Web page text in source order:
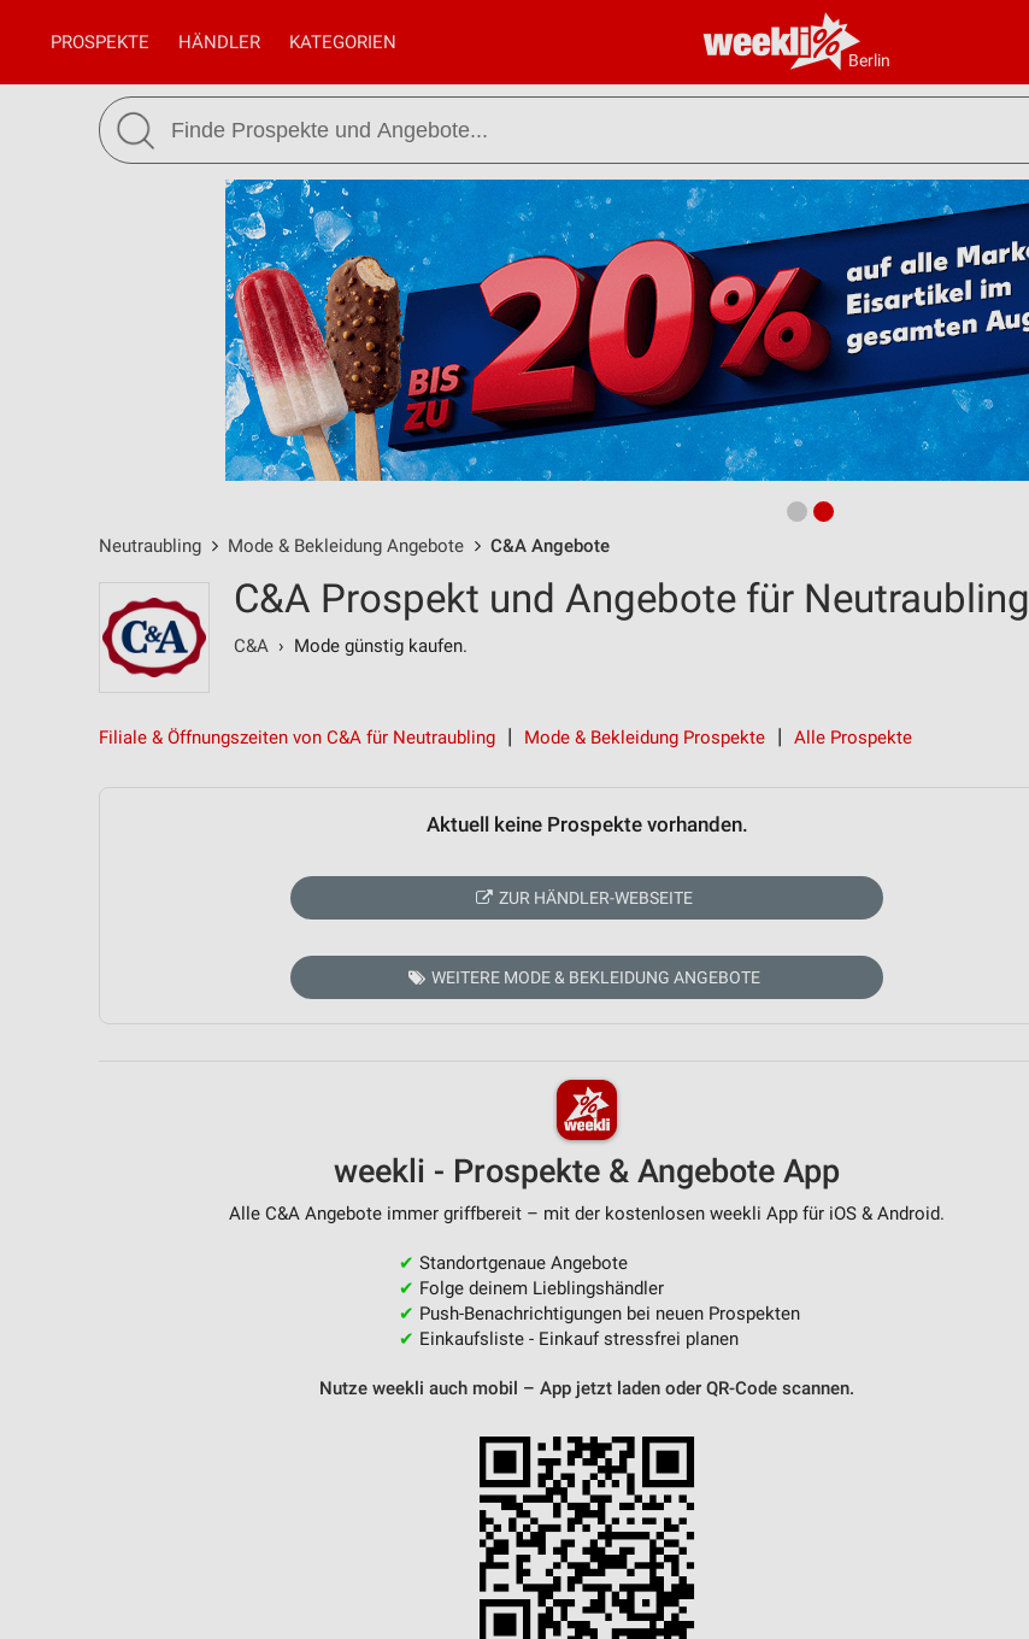
Berlin
PROSPEKTE HÄNDLER KATEGORIEN
Neutraubling Mode & Bekleidung Angebote C&A Angebote
C&A Prospekt und Angebote für Neutraubling
C&A › Mode günstig kaufen.
Filiale & Öffnungszeiten von C&A für Neutraubling Mode & Bekleidung Prospekte Alle Prospekte
Aktuell keine Prospekte vorhanden.
ZUR HÄNDLER-WEBSEITE
WEITERE MODE & BEKLEIDUNG ANGEBOTE
weekli - Prospekte & Angebote App
Alle C&A Angebote immer griffbereit – mit der kostenlosen weekli App für iOS & Android.
✔ Standortgenaue Angebote
✔ Folge deinem Lieblingshändler
✔ Push-Benachrichtigungen bei neuen Prospekten
✔ Einkaufsliste - Einkauf stressfrei planen
Nutze weekli auch mobil – App jetzt laden oder QR-Code scannen.